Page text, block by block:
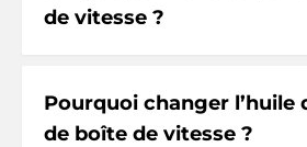
de vitesse ?
Pourquoi changer l’huile
de boîte de vitesse ?